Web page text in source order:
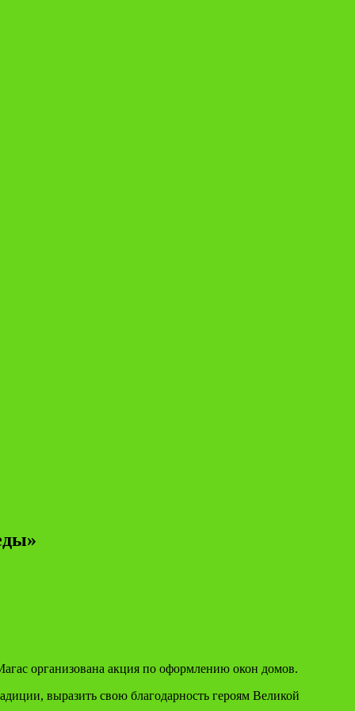
организована акция по оформлению окон домов.
выразить свою благодарность героям Великой